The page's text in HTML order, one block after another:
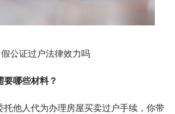
假公证过户法律效力吗
要哪些材料？
他人代为办理房屋买卖过户手续，你带